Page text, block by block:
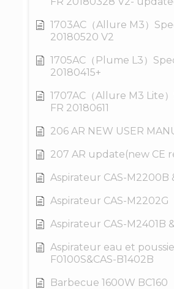
1703AC（Allure M3）
20180520 V2
1705AC（Plume L3）
20180415+
1707AC（Allure M3 Lite
FR 20180611
206 AR NEW USER
207 AR update(new CE
Aspirateur CAS-M2200B
Aspirateur CAS-M2202G
Aspirateur CAS-M2401B
Aspirateur eau et
F0100S&CAS-B1402B
Barbecue 1600W BC160